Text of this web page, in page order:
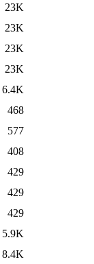
23K
23K
23K
23K
6.4K
468
577
408
429
429
429
5.9K
8.4K